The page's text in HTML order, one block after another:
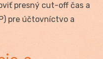
presný cut-off čas a
pre účtovníctvo a